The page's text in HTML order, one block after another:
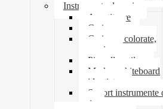
Instrumente de scris
Ascutitoare
Carioca
Creioane colorate,
mecanice
Pix roller stilou
Marker whiteboard
evidentiator
Suport instrumente
scris